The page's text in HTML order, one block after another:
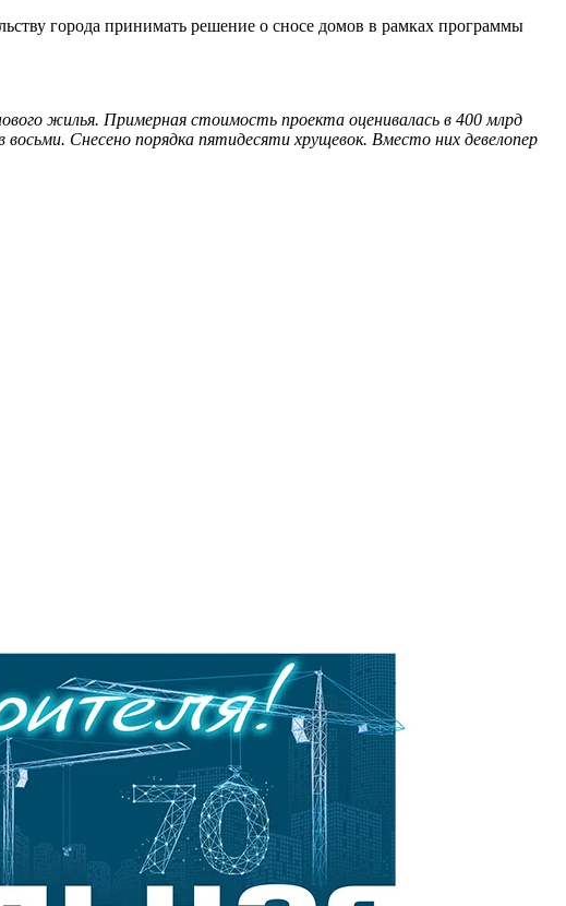
города принимать решение о сносе домов в рамках программы
жилья. Примерная стоимость проекта оценивалась в 400 млрд
Снесено порядка пятидесяти хрущевок. Вместо них девелопер